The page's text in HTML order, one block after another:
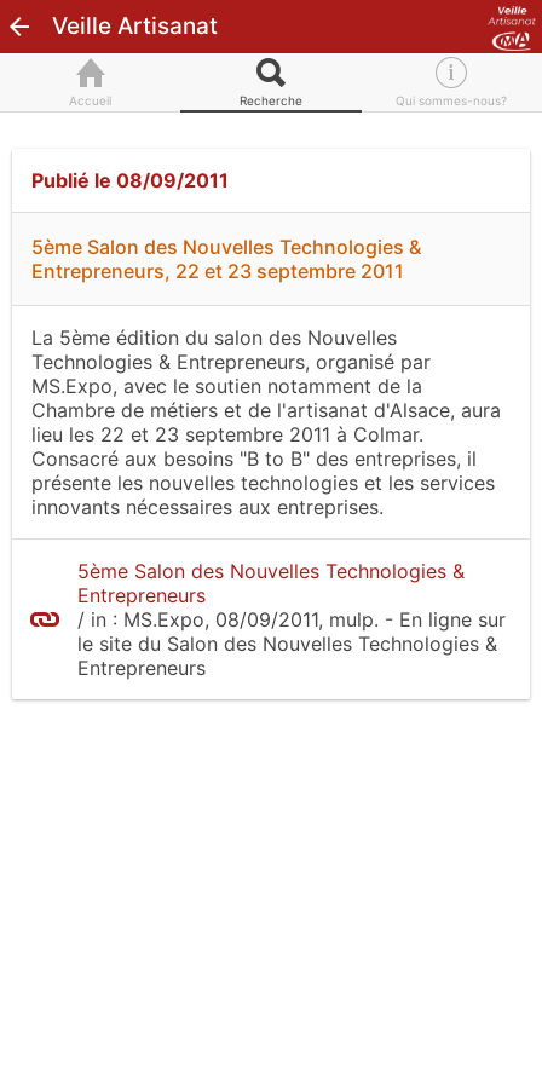
Veille Artisanat
Accueil Recherche Qui sommes-nous?
Publié le 08/09/2011
5ème Salon des Nouvelles Technologies &
Entrepreneurs, 22 et 23 septembre 2011
La 5ème édition du salon des Nouvelles
Technologies & Entrepreneurs, organisé par
MS.Expo, avec le soutien notamment de la
Chambre de métiers et de l'artisanat d'Alsace, aura
lieu les 22 et 23 septembre 2011 à Colmar.
Consacré aux besoins "B to B" des entreprises, il
présente les nouvelles technologies et les services
innovants nécessaires aux entreprises.
5ème Salon des Nouvelles Technologies &
Entrepreneurs
/ in : MS.Expo, 08/09/2011, mulp. - En ligne sur
le site du Salon des Nouvelles Technologies &
Entrepreneurs